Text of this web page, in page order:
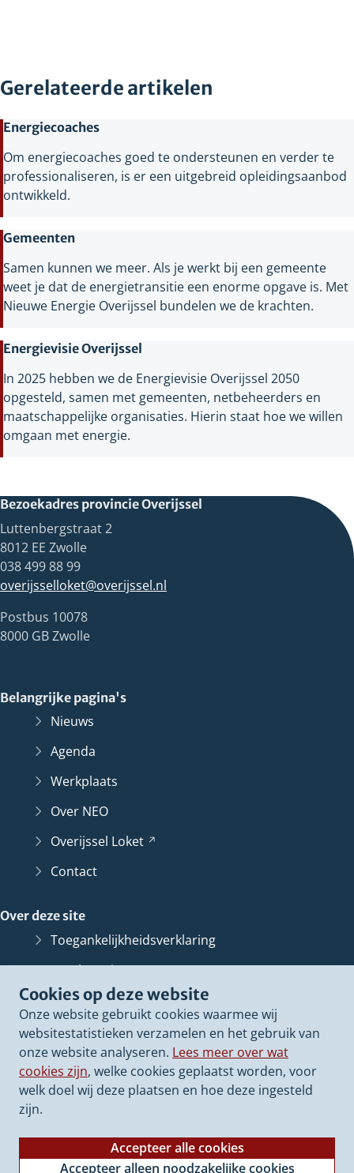
Cookies op deze website
Onze website gebruikt cookies waarmee wij
websitestatistieken verzamelen en het gebruik van
onze website analyseren. Lees meer over wat
cookies zijn, welke cookies geplaatst worden, voor
welk doel wij deze plaatsen en hoe deze ingesteld
zijn.
Accepteer alle cookies
Accepteer alleen noodzakelijke cookies
Gerelateerde artikelen
Energiecoaches
Om energiecoaches goed te ondersteunen en verder te
professionaliseren, is er een uitgebreid opleidingsaanbod
ontwikkeld.
Gemeenten
Samen kunnen we meer. Als je werkt bij een gemeente
weet je dat de energietransitie een enorme opgave is. Met
Nieuwe Energie Overijssel bundelen we de krachten.
Energievisie Overijssel
In 2025 hebben we de Energievisie Overijssel 2050
opgesteld, samen met gemeenten, netbeheerders en
maatschappelijke organisaties. Hierin staat hoe we willen
omgaan met energie.
Bezoekadres provincie Overijssel
Luttenbergstraat 2
8012 EE Zwolle
038 499 88 99
overijsselloket@overijssel.nl
Postbus 10078
8000 GB Zwolle
Belangrijke pagina's
Nieuws
Agenda
Werkplaats
Over NEO
Overijssel Loket
Contact
Over deze site
Toegankelijkheidsverklaring
Bescherming persoonsgegevens
Informatiebeveiliging
Proclaimer
Cookieverklaring
Archief van dezewebsite
(Verwijst
andere
website)